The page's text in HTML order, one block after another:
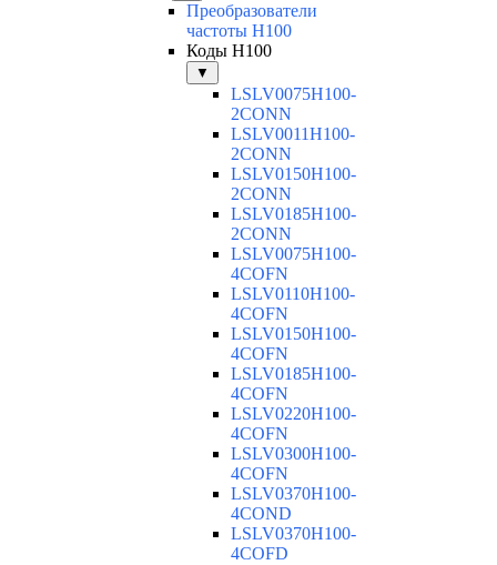
Преобразователи
частоты H100
Коды H100
▼
LSLV0075H100-
2CONN
LSLV0011H100-
2CONN
LSLV0150H100-
2CONN
LSLV0185H100-
2CONN
LSLV0075H100-
4COFN
LSLV0110H100-
4COFN
LSLV0150H100-
4COFN
LSLV0185H100-
4COFN
LSLV0220H100-
4COFN
LSLV0300H100-
4COFN
LSLV0370H100-
4COND
LSLV0370H100-
4COFD